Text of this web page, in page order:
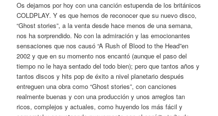
Os dejamos por hoy con una canción estupenda de los británicos
COLDPLAY. Y es que hemos de reconocer que su nuevo disco,
“Ghost stories”, a la venta desde hace menos de una semana,
nos ha sorprendido. No con la admiración y las emocionantes
sensaciones que nos causó “A Rush of Blood to the Head”en
2002 y que en su momento nos encantó (aunque el paso del
tiempo no le haya sentado del todo bien); pero que tantos años y
tantos discos y hits pop de éxito a nivel planetario después
entreguen una obra como “Ghost stories”, con canciones
realmente buenas y con una producción y unos arreglos tan
ricos, complejos y actuales, como huyendo los más fácil y